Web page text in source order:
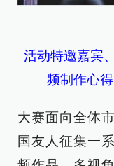
活动特邀嘉宾
频制作心
大赛面向全体
国友人征集一